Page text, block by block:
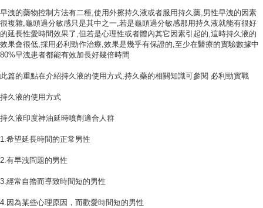
早洩的藥物控制方法有二種,使用外擦持久液或者服用持久藥,男性早洩的因素
很複雜,龜頭過分敏感只是其中之一,若是龜頭過分敏感那用持久液就能有很好
的延長性愛時間效果了,但若是心理性或者體內其它因素引起的,這時持久液的
效果會很低,採用必利勁作治療,效果是幾乎有保證的,至少在醫療的實驗數據中
80%早洩患者都能有效加長好幾倍時間
此篇的重點在介紹持久液的使用方式,持久藥的相關知識可參閱 必利勁實戰
持久液的使用方式
持久液印度神油延時噴劑適合人群
1.希望延長時間的正常男性
2.有早洩問題的男性
3.經常自擼而導致時間短的男性
4.因為某些心理原因，而歡愛時間短的男性